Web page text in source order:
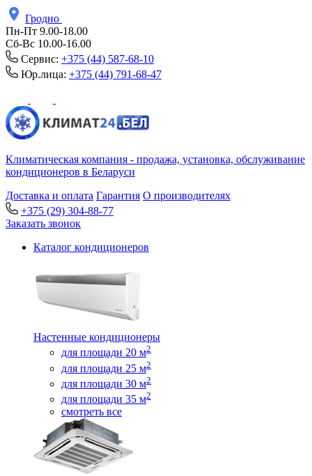
Гродно
Пн-Пт 9.00-18.00
Сб-Вс 10.00-16.00
Сервис: +375 (44) 587-68-10
Юр.лица: +375 (44) 791-68-47
Климатическая компания - продажа, установка, обслуживание
кондиционеров в Беларуси
Доставка и оплата Гарантия О производителях
+375 (29) 304-88-77
Заказать звонок
Каталог кондиционеров
Настенные кондиционеры
для площади 20 м2
для площади 25 м2
для площади 30 м2
для площади 35 м2
смотреть все